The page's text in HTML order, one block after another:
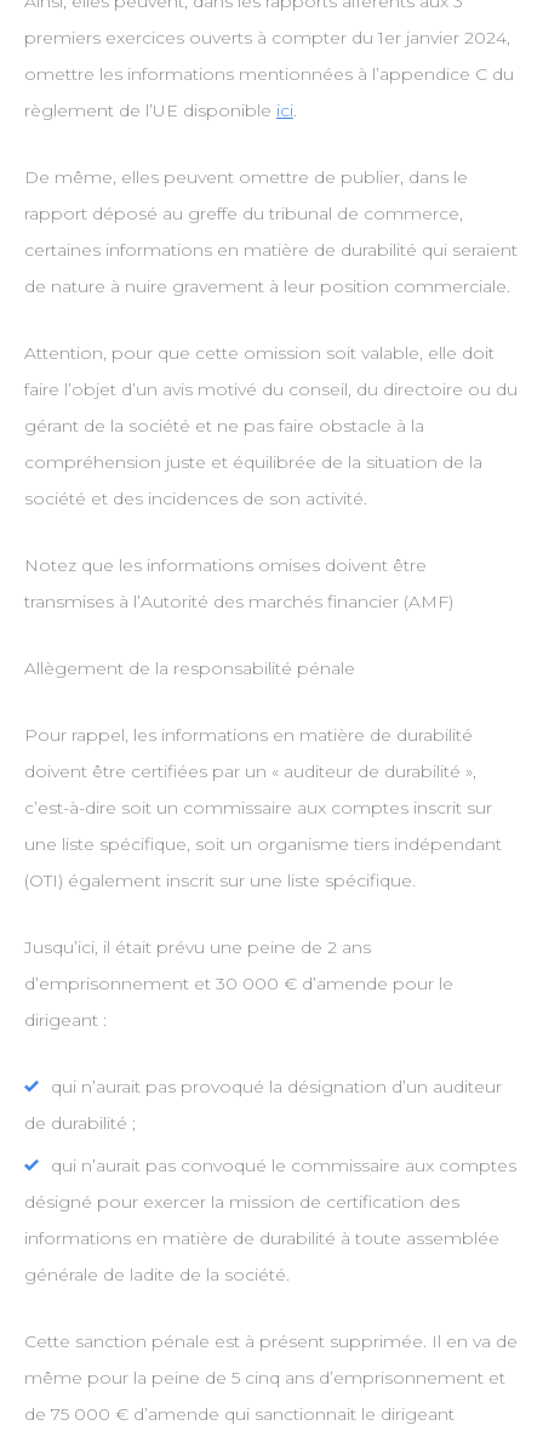
premiers exercices ouverts à compter du 1er janvier 2024,
omettre les informations mentionnées à l’appendice C du
règlement de l’UE disponible ici.
De même, elles peuvent omettre de publier, dans le
rapport déposé au greffe du tribunal de commerce,
certaines informations en matière de durabilité qui seraient
de nature à nuire gravement à leur position commerciale.
Attention, pour que cette omission soit valable, elle doit
faire l’objet d’un avis motivé du conseil, du directoire ou du
gérant de la société et ne pas faire obstacle à la
compréhension juste et équilibrée de la situation de la
société et des incidences de son activité.
Notez que les informations omises doivent être
transmises à l’Autorité des marchés financier (AMF)
Allègement de la responsabilité pénale
Pour rappel, les informations en matière de durabilité
doivent être certifiées par un « auditeur de durabilité »,
c’est-à-dire soit un commissaire aux comptes inscrit sur
une liste spécifique, soit un organisme tiers indépendant
(OTI) également inscrit sur une liste spécifique.
Jusqu’ici, il était prévu une peine de 2 ans
d’emprisonnement et 30 000 € d’amende pour le
dirigeant :
qui n’aurait pas provoqué la désignation d’un auditeur
de durabilité ;
qui n’aurait pas convoqué le commissaire aux comptes
désigné pour exercer la mission de certification des
informations en matière de durabilité à toute assemblée
générale de ladite de la société.
Cette sanction pénale est à présent supprimée. Il en va de
même pour la peine de 5 cinq ans d’emprisonnement et
de 75 000 € d’amende qui sanctionnait le dirigeant